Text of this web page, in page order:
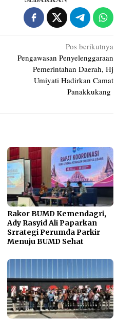
Pos berikutnya
Pengawasan Penyelenggaraan
Pemerintahan Daerah, Hj
Umiyati Hadirkan Camat
Panakkukang
Rakor BUMD Kemendagri,
Ady Rasyid Ali Paparkan
Srrategi Perumda Parkir
Menuju BUMD Sehat